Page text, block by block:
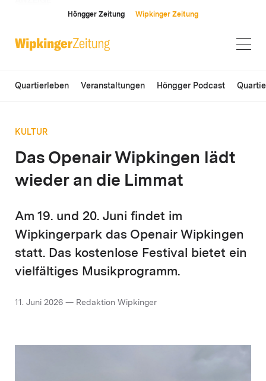
Höngger Zeitung Wipkinger Zeitung
Quartierleben Veranstaltungen Höngger Podcast
KULTUR
Das Openair Wipkingen lädt
wieder an die Limmat
Am 19. und 20. Juni findet im
Wipkingerpark das Openair Wipkingen
statt. Das kostenlose Festival bietet ein
vielfältiges Musikprogramm.
11. Juni 2026 — Redaktion Wipkinger